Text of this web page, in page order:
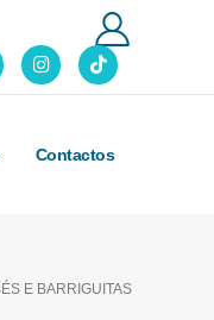
Contactos
E BARRIGUITAS